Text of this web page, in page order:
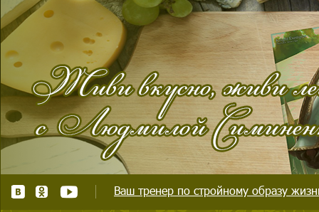
Ваш тренер по стройному образу